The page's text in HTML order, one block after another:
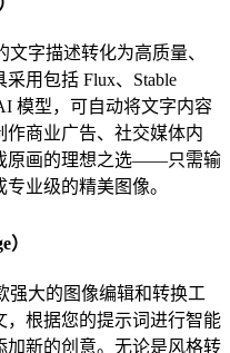
字描述转化为高质量、
用包括 Flux、Stable
模型，可自动将文字内容
商业广告、社交媒体内
原画的理想之选——只需输
业级的精美图像。
强大的图像编辑和转换工
根据您的提示词进行智能
新的创意。无论是风格转